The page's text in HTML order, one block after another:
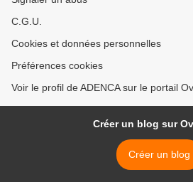
C.G.U.
Cookies et données personnelles
Préférences cookies
Voir le profil de ADENCA sur le portail
Créer un blog sur
Créer un blog